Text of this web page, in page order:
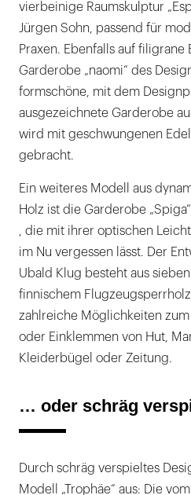
vierbeinige Raumskulptur
Jürgen Sohn, passend für
Praxen. Ebenfalls auf filigrane
Garderobe „naomi“ des
formschöne, mit dem
ausgezeichnete Garderobe
wird mit geschwungenen
gebracht.
Ein weiteres Modell aus
Holz ist die Garderobe
, die mit ihrer optischen
im Nu vergessen lässt. Der
Ubald Klug besteht aus
finnischem
zahlreiche Möglichkeiten
oder Einklemmen von Hut,
Kleiderbügel oder Zeitung.
… oder schräg
Durch schräg verspieltes
Modell „Trophäe“ aus: Die